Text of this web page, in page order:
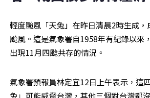
輕度颱風「天兔」在昨日清晨2時生成
颱風。這是氣象署自1958年有紀錄以來
出現11月四颱共存的情況。
氣象署預報員林定宜12日上午表示，這
兔」可能威脅台灣，其他三個對台灣都